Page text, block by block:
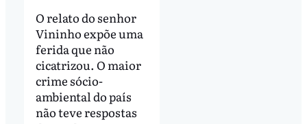
O relato do senhor
Vininho expõe uma
ferida que não
cicatrizou. O maior
crime sócio-
ambiental do país
não teve respostas